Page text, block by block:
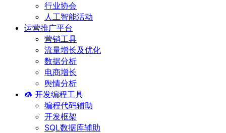
行业协会
人工智能活动
运营推广平台
营销工具
流量增长及优化
数据分析
电商增长
舆情分析
开发编程工具
编程代码辅助
开发框架
SQL数据库辅助